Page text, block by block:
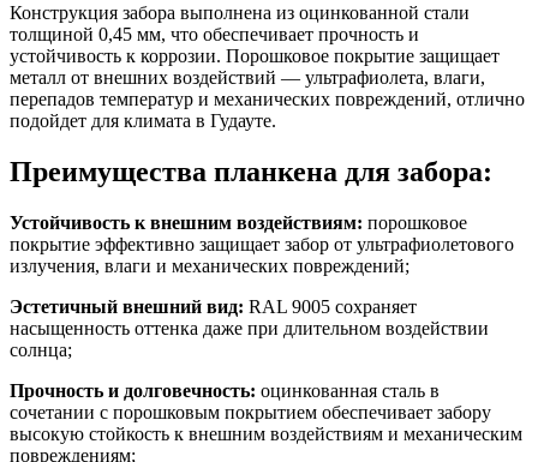
Конструкция забора выполнена из оцинкованной стали
толщиной 0,45 мм, что обеспечивает прочность и
устойчивость к коррозии. Порошковое покрытие защищает
металл от внешних воздействий — ультрафиолета, влаги,
перепадов температур и механических повреждений, отлично
подойдет для климата в Гудауте.
Преимущества планкена для забора:
Устойчивость к внешним воздействиям: порошковое
покрытие эффективно защищает забор от ультрафиолетового
излучения, влаги и механических повреждений;
Эстетичный внешний вид: RAL 9005 сохраняет
насыщенность оттенка даже при длительном воздействии
солнца;
Прочность и долговечность: оцинкованная сталь в
сочетании с порошковым покрытием обеспечивает забору
высокую стойкость к внешним воздействиям и механическим
повреждениям;